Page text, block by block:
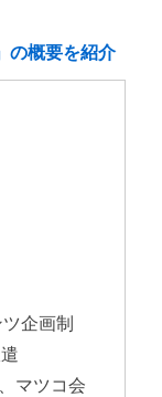
の概要を紹介
企画制
マツコ会